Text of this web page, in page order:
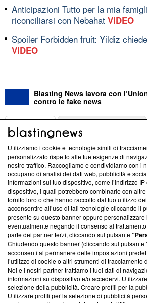
Anticipazioni Tutto per la mia
riconciliarsi con Nebahat VIDEO
Spoiler Forbidden fruit: Yildiz
VIDEO
Blasting News lavora con
contro le fake news
ABOUT
Questa sezione offre informazioni
News, sui nostri processi editoriali e su
creare news di qualità. Inoltre, afferma la
‘Trust Project - News with Integrity’
ancora membro del programma, ma ha
parte; Trust Project non ha ancora
conformità agli standard.
Su di noi
Team editoriale
Corporate
Redazione
Utilizziamo i cookie e tecnologie simili di
personalizzato rispetto alle tue esigenze di
nostro traffico. Raccogliamo e condividiamo con i
occupano di analisi dei dati web, pubblicità e
informazioni sul tuo dispositivo, come l’indirizzo
dispositivo, i quali potrebbero combinarle con
fornito loro o che hanno raccolto dal tuo utilizzo
acconsentire all’uso di tali tecnologie cliccando il
presente su questo banner oppure personalizzare
eventualmente negando il consenso al
parte dei partner terzi, cliccando sul pulsante
Chiudendo questo banner (cliccando sul pulsante
acconsenti al permanere delle impostazioni
l’utilizzo di cookie o altri strumenti di tracciamento
Noi e i nostri partner trattiamo i tuoi dati di
informazioni su dispositivo e/o accedervi.
selezione della pubblicità. Creare profili per la
Utilizzare profili per la selezione di pubblicità